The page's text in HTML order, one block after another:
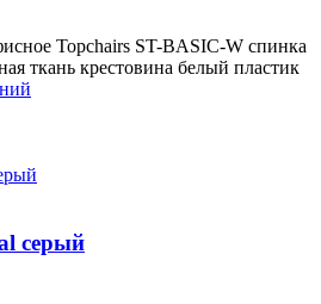
Topchairs ST-BASIC-W спинка
ткань крестовина белый пластик
серый